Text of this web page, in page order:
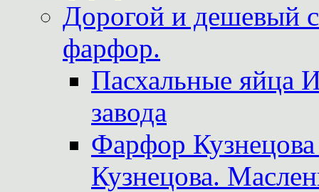
Дорогой и дешевый
фарфор.
Пасхальные яйца
завода
Фарфор
Кузнецова.